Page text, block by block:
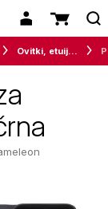
Ovitki, etuiji, torbice in držala